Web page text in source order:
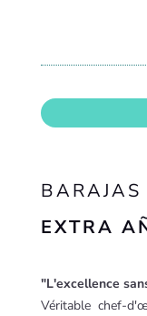
BARAJAS
EXTRA
"L'excellence
Véritable chef-